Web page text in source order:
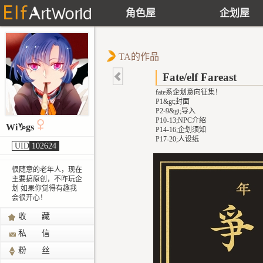
角色屋 企划屋
Wi♑gs
UID 102624
很随意的老年人，现在
主要搞原创，不咋玩企
划 如果你觉得有趣我
会很开心！
收 藏
私 信
粉 丝
TA的作品
Fate/elf Fareast
fate系企划意向征集！
P1&gt;封面
P2-9&gt;导入
P10-13;NPC介绍
P14-16;企划须知
P17-20;人设纸